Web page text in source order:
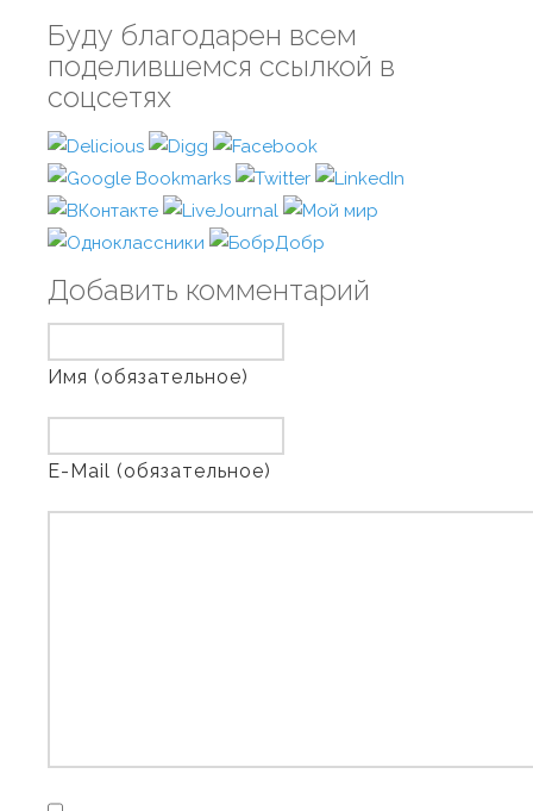
Буду благодарен всем
поделившемся ссылкой в
соцсетях
Добавить комментарий
Имя (обязательное)
E-Mail (обязательное)